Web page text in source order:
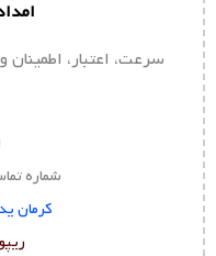
سرعت، اعتبار،
شماره تماس :
کرمان